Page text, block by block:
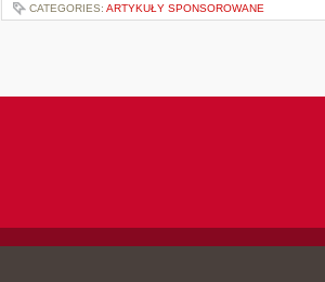
CATEGORIES: ARTYKUŁY SPONSOROWANE